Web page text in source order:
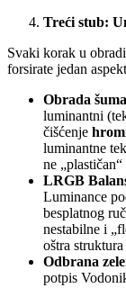
Treći stub:
Svaki korak u
forsirate jedan
Obrada
luminantni
čišćenje
luminantne
ne
LRGB
Luminance
besplatnog
nestabilne i
oštra
Odbrana
potpis